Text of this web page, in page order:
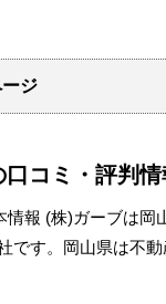
ジ
コミ・評判情
情報 (株)ガーブは岡
です。岡山県は不